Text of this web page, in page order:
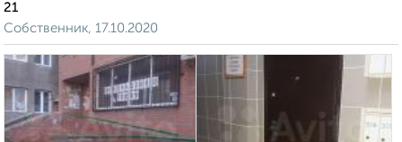
21
Собственник, 17.10.2020